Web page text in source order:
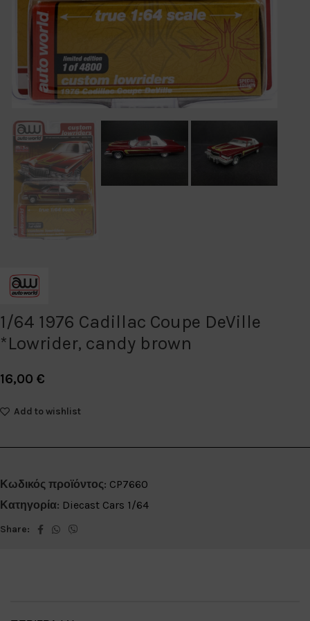
1/64 1976 Cadillac Coupe DeVille
*Lowrider, candy brown
16,00 €
Add to wishlist
Κωδικός προϊόντος: CP7660
Κατηγορία: Diecast Cars 1/64
Share: